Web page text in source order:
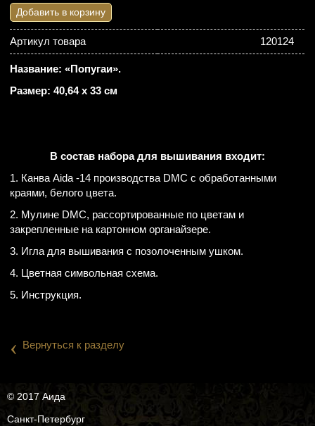
Добавить в корзину
Артикул товара 120124
Название: «Попугаи».
Размер: 40,64 х 33 см
В состав набора для вышивания входит:
1. Канва Aida -14 производства DMC с обработанными
краями, белого цвета.
2. Мулине DMC, рассортированные по цветам и
закрепленные на картонном органайзере.
3. Игла для вышивания с позолоченным ушком.
4. Цветная символьная схема.
5. Инструкция.
‹ Вернуться к разделу
© 2017 Аида
Санкт-Петербург